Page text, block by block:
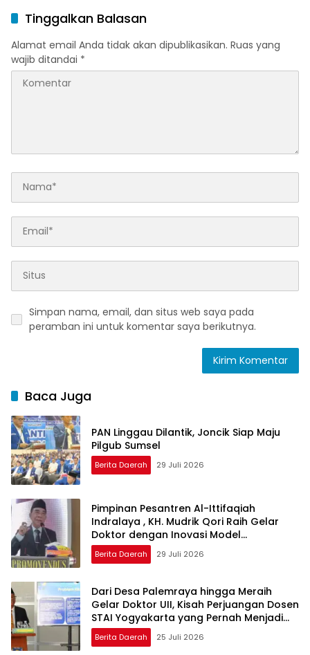
Peringkat Pratama
Tinggalkan Balasan
Alamat email Anda tidak akan dipublikasikan. Ruas yang
wajib ditandai *
Simpan nama, email, dan situs web saya pada
peramban ini untuk komentar saya berikutnya.
Baca Juga
PAN Linggau Dilantik, Joncik Siap Maju
Pilgub Sumsel
Berita Daerah 29 Juli 2026
Pimpinan Pesantren Al-Ittifaqiah
Indralaya , KH. Mudrik Qori Raih Gelar
Doktor dengan Inovasi Model
Pembelajaran Nagham Al-Qur’an di UMM
Berita Daerah 29 Juli 2026
Dari Desa Palemraya hingga Meraih
Gelar Doktor UII, Kisah Perjuangan Dosen
STAI Yogyakarta yang Pernah Menjadi
Driver Taksi Online
Berita Daerah 25 Juli 2026